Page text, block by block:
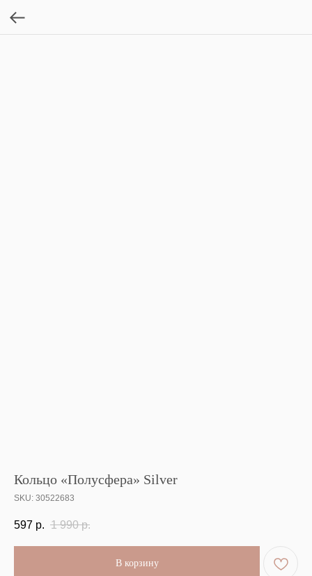
Кольцо «Полусфера» Silver
SKU: 30522683
597 р. 1 990 р.
В корзину